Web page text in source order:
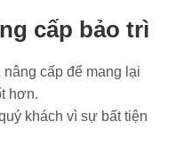
cấp bảo trì
cấp để mang lại
hơn.
khách vì sự bất tiện